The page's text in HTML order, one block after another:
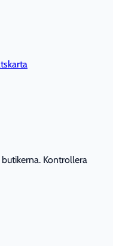
Kontrollera